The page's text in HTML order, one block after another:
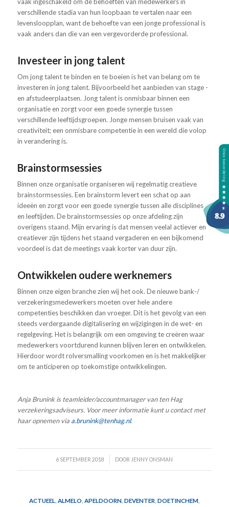
verschillende stadia van hun loopbaan te vertalen naar een
levensloopplan, want de behoefte van een jonge professional is
vaak anders dan die van een vergevorderde professional.
Investeer in jong talent
Om jong talent te binden en te boeien is het van belang om te
investeren in jong talent. Bijvoorbeeld het aanbieden van stage -
en afstudeerplaatsen. Jong talent is onmisbaar binnen een
organisatie en zorgt voor een goede synergie tussen
verschillende leeftijdsgroepen. Jonge mensen bruisen vaak van
creativiteit; een onmisbare competentie in een wereld die volop
in verandering is.
Brainstormsessies
Binnen onze organisatie organiseren wij regelmatig creatieve
brainstormsessies. Een brainstorm levert een schat op aan
ideeën en zorgt voor een goede synergie tussen alle disciplines
en leeftijden. De brainstormsessies op onze afdeling zijn
overigens staand. Mijn ervaring is dat mensen veelal actiever en
creatiever zijn tijdens het staand vergaderen en een bijkomend
voordeel is dat de meetings vaak korter van duur zijn.
Ontwikkelen oudere werknemers
Binnen onze eigen branche zien wij het ook. De nieuwe bank-/
verzekeringsmedewerkers moeten over hele andere
competenties beschikken dan vroeger. Dit is het gevolg van een
steeds verdergaande digitalisering en wijzigingen in de wet- en
regelgeving. Het is belangrijk om een omgeving te creëren waar
medewerkers voortdurend kunnen blijven leren en ontwikkelen.
Hierdoor wordt rolversmalling voorkomen en is het makkelijker
om te anticiperen op toekomstige ontwikkelingen.
Anja Brunink is teamleider/accountmanager van ten Hag
verzekeringsadviseurs. Voor meer informatie kunt u contact met
haar opnemen via a.brunink@tenhag.nl.
6 SEPTEMBER 2018
/ DOORJENNY ONSMAN
ACTUEEL, ALMELO APELDOORN, DEVENTER, DOETINCHEM,